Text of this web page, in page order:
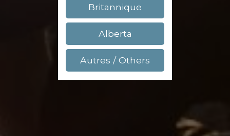
Britannique
Alberta
Autres / Others